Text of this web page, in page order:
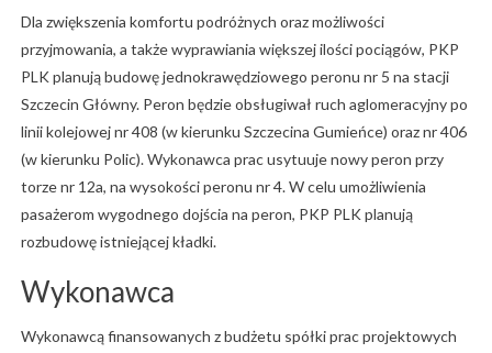
Dla zwiększenia komfortu podróżnych oraz możliwości
przyjmowania, a także wyprawiania większej ilości pociągów, PKP
PLK planują budowę jednokrawędziowego peronu nr 5 na stacji
Szczecin Główny. Peron będzie obsługiwał ruch aglomeracyjny po
linii kolejowej nr 408 (w kierunku Szczecina Gumieńce) oraz nr 406
(w kierunku Polic). Wykonawca prac usytuuje nowy peron przy
torze nr 12a, na wysokości peronu nr 4. W celu umożliwienia
pasażerom wygodnego dojścia na peron, PKP PLK planują
rozbudowę istniejącej kładki.
Wykonawca
Wykonawcą finansowanych z budżetu spółki prac projektowych